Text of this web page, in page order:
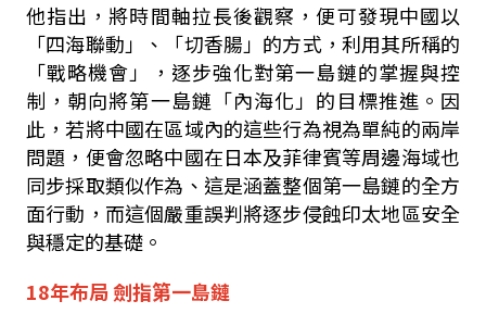
他指出，將時間軸拉長後觀察，便可發現中國以
「四海聯動」、「切香腸」的方式，利用其所稱的
「戰略機會」，逐步強化對第一島鏈的掌握與控
制，朝向將第一島鏈「內海化」的目標推進。因
此，若將中國在區域內的這些行為視為單純的兩岸
問題，便會忽略中國在日本及菲律賓等周邊海域也
同步採取類似作為、這是涵蓋整個第一島鏈的全方
面行動，而這個嚴重誤判將逐步侵蝕印太地區安全
與穩定的基礎。
18年布局 劍指第一島鏈